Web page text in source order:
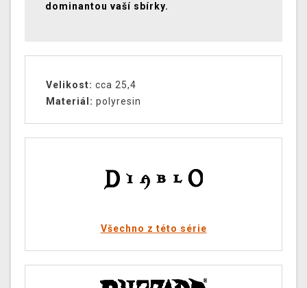
dominantou vaší sbírky.
Velikost: cca 25,4
Materiál: polyresin
Všechno z této série